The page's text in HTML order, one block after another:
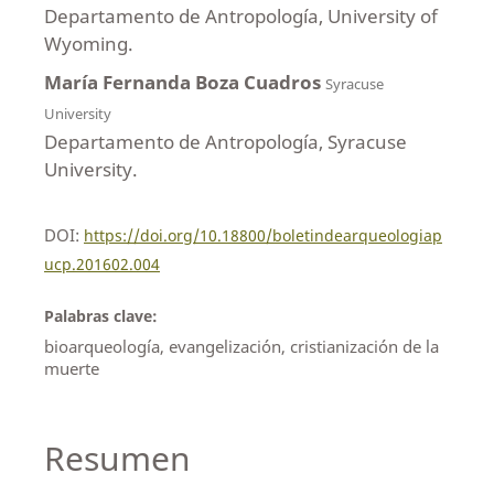
Departamento de Antropología, University of
Wyoming.
María Fernanda Boza Cuadros Syracuse
University
Departamento de Antropología, Syracuse
University.
DOI: https://doi.org/10.18800/boletindearqueologiap
ucp.201602.004
Palabras clave:
bioarqueología, evangelización, cristianización de la
muerte
Resumen